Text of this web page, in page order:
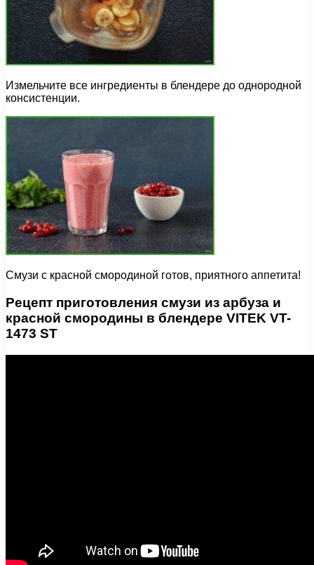
Измельчите все ингредиенты в блендере до однородной
консистенции.
Смузи с красной смородиной готов, приятного аппетита!
Рецепт приготовления смузи из арбуза и
красной смородины в блендере VITEK VT-
1473 ST